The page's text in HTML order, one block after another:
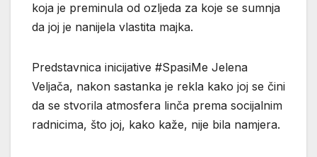
koja je preminula od ozljeda za koje se sumnja
da joj je nanijela vlastita majka.
Predstavnica inicijative #SpasiMe Jelena
Veljača, nakon sastanka je rekla kako joj se čini
da se stvorila atmosfera linča prema socijalnim
radnicima, što joj, kako kaže, nije bila namjera.